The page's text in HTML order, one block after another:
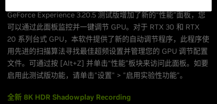
GeForce Experience 3.20.5 测试版增加了新的“性能”面板，您
可以通过此面板监控并一键调节 GPU。对于 RTX 30 和 RTX
20 系列台式 GPU，本软件提供了新的自动调节程序，此程序使
用先进的扫描算法寻找最佳超频设置并管理您的 GPU 调节配置
文件。可通过按 [Alt+Z] 并单击“性能”板块来访问此面板。如要
启用此测试版功能，请单击"设置" > "启用实验性功能"。
全新 8K HDR Shadowplay Recording